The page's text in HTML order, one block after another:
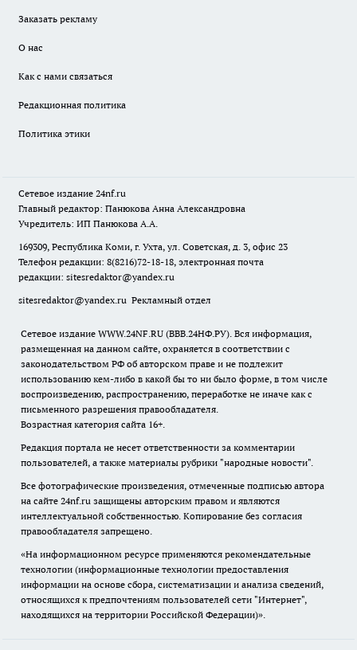
Заказать рекламу
О нас
Как с нами связаться
Редакционная политика
Политика этики
Сетевое издание 24nf.ru
Главный редактор: Панюкова Анна Александровна
Учредитель: ИП Панюкова А.А.
169309, Республика Коми, г. Ухта, ул. Советская, д. 3, офис 23
Телефон редакции: 8(8216)72-18-18, электронная почта
редакции: sitesredaktor@yandex.ru
sitesredaktor@yandex.ru Рекламный отдел
Сетевое издание WWW.24NF.RU (ВВВ.24НФ.РУ). Вся информация,
размещенная на данном сайте, охраняется в соответствии с
законодательством РФ об авторском праве и не подлежит
использованию кем-либо в какой бы то ни было форме, в том числе
воспроизведению, распространению, переработке не иначе как с
письменного разрешения правообладателя.
Возрастная категория сайта 16+.
Редакция портала не несет ответственности за комментарии
пользователей, а также материалы рубрики "народные новости".
Все фотографические произведения, отмеченные подписью автора
на сайте 24nf.ru защищены авторским правом и являются
интеллектуальной собственностью. Копирование без согласия
правообладателя запрещено.
«На информационном ресурсе применяются рекомендательные
технологии (информационные технологии предоставления
информации на основе сбора, систематизации и анализа сведений,
относящихся к предпочтениям пользователей сети "Интернет",
находящихся на территории Российской Федерации)».